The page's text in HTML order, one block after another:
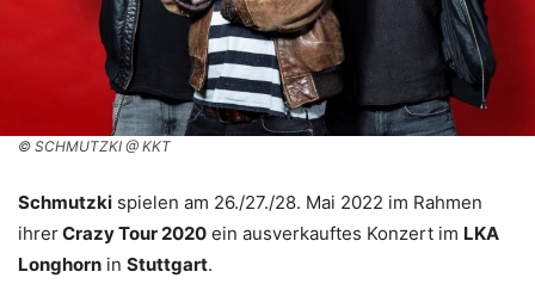
© SCHMUTZKI @ KKT
Schmutzki spielen am 26./27./28. Mai 2022 im Rahmen
ihrerCrazy Tour 2020 ein ausverkauftes Konzert im LKA
Longhorn in Stuttgart.